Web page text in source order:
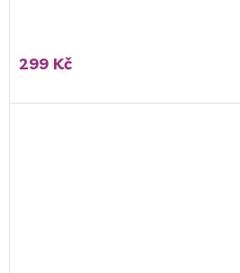
299 Kč